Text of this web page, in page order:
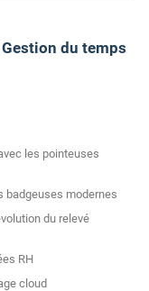
du temps
les pointeuses
badgeuses modernes
du relevé
RH
cloud